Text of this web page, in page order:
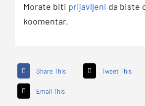
Morate biti prijavljeni da biste
koomentar.
Share This Tweet This
Email This